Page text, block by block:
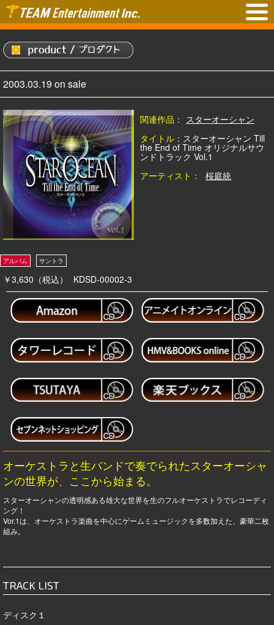
2003.03.19 on sale
関連作品： スターオーシャン
タイトル： スターオーシャン Till
the End of Time オリジナルサウ
ンドトラック Vol.1
アーティスト：
桜庭統
￥3,630（税込） KDSD-00002-3
オーケストラと生バンドで奏でられたスターオーシャ
ンの世界が、ここから始まる。
スターオーシャンの透明感ある雄大な世界を生のフルオーケストラでレコーディ
ング！
Vor.1は、オーケストラ楽曲を中心にゲームミュージックを多数加えた、豪華二枚
組み。
TRACK LIST
ディスク１